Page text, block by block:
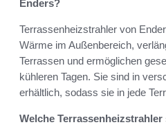
Enders?
Terrassenheizstrahler von
Wärme im Außenbereich,
Terrassen und ermöglichen
kühleren Tagen. Sie sind in
erhältlich, sodass sie in jede
Welche